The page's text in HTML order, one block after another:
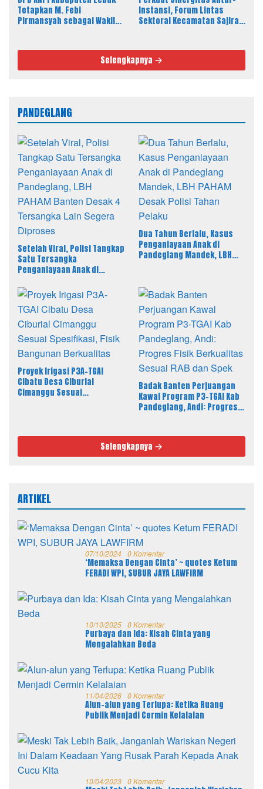
Tetapkan M. Febi
Pirmansyah sebagai Wakil
Instansi, Forum Lintas
Sektoral Kecamatan Sajira
Selengkapnya
PANDEGLANG
Setelah Viral, Polisi Tangkap
Satu Tersangka
Penganiayaan Anak di
Banten Desak 4 Tersangka
Lain Segera Diproses
Dua Tahun Berlalu, Kasus
Penganiayaan Anak di
Pandeglang Mandek, LBH
Proyek Irigasi P3A-TGAI
Cibatu Desa Ciburial
Cimanggu Sesuai
Badak Banten Perjuangan
Kawal Program P3-TGAI Kab
Pandeglang, Andi: Progres
Selengkapnya
ARTIKEL
07/10/2024 0 Komentar
‘Memaksa Dengan Cinta’ ~ quotes Ketum
FERADI WPI, SUBUR JAYA LAWFIRM
10/10/2025 0 Komentar
Purbaya dan Ida: Kisah Cinta yang
Mengalahkan Beda
11/04/2026 0 Komentar
Alun-alun yang Terlupa: Ketika Ruang
Publik Menjadi Cermin Kelalaian
10/04/2023 0 Komentar